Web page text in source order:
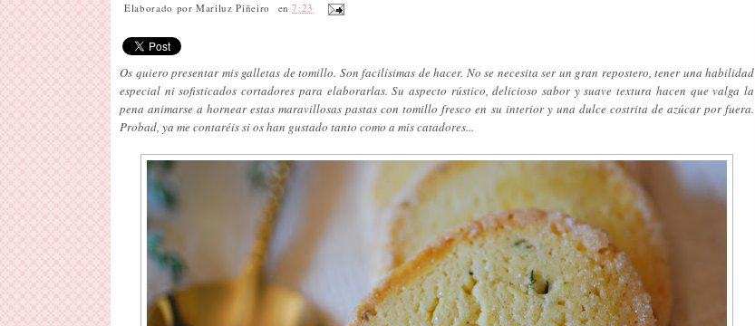
Elaborado porMariluz Piñeiro en7:23
Os quiero presentar mis galletas de tomillo. Son facilísimas de hacer. No se necesita ser un gran repostero, tener una habilidad
especial ni sofisticados cortadores para elaborarlas. Su aspecto rústico, delicioso sabor y suave textura hacen que valga la
pena animarse a hornear estas maravillosas pastas con tomillo fresco en su interior y una dulce costrita de azúcar por fuera.
Probad, ya me contaréis si os han gustado tanto como a mis catadores...